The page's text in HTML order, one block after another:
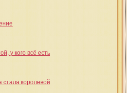
у кого всё есть
стала королевой